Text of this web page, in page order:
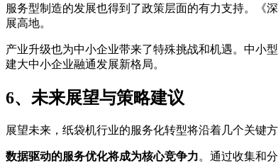
服务型制造的发展也得到了政策层面的有力支持。《
展高地。
产业升级也为中小企业带来了特殊挑战和机遇。中小
建大中小企业融通发展新格局。
6、未来展望与策略建议
展望未来，纸袋机行业的服务化转型将沿着几个关键方
数据驱动的服务优化将成为核心竞争力。通过收集和